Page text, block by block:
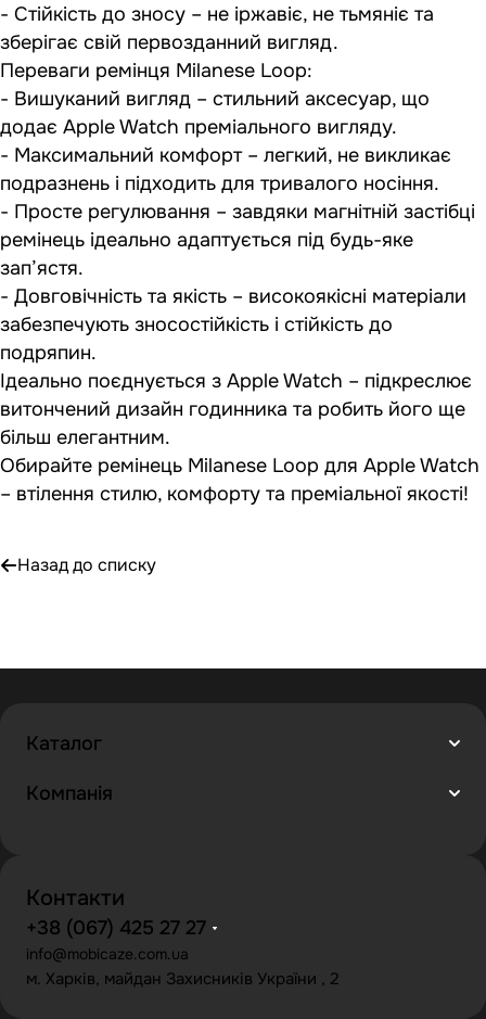
- Стійкість до зносу – не іржавіє, не тьмяніє та
зберігає свій первозданний вигляд.
Переваги ремінця Milanese Loop:
- Вишуканий вигляд – стильний аксесуар, що
додає Apple Watch преміального вигляду.
- Максимальний комфорт – легкий, не викликає
подразнень і підходить для тривалого носіння.
- Просте регулювання – завдяки магнітній застібці
ремінець ідеально адаптується під будь-яке
зап’ястя.
- Довговічність та якість – високоякісні матеріали
забезпечують зносостійкість і стійкість до
подряпин.
Ідеально поєднується з Apple Watch – підкреслює
витончений дизайн годинника та робить його ще
більш елегантним.
Обирайте ремінець Milanese Loop для Apple Watch
– втілення стилю, комфорту та преміальної якості!
Назад до списку
Каталог
Компанія
Контакти
+38 (067) 425 27 27
info@mobicaze.com.ua
м. Харків, майдан Захисників України , 2